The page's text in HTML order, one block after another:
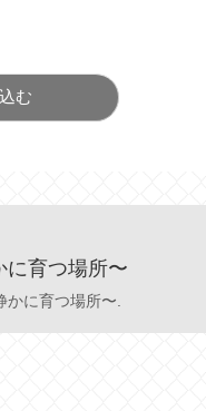
む
に育つ場所〜
に育つ場所〜.